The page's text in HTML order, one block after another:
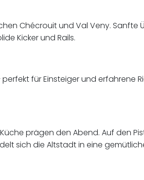
Chécrouit und Val Veny. Sanfte
Kicker und Rails.
für Einsteiger und erfahrene
prägen den Abend. Auf den
sich die Altstadt in eine